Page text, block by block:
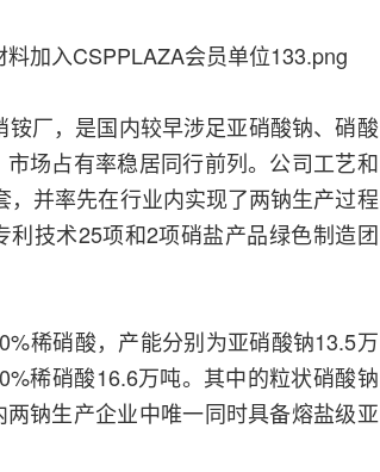
厂，是国内较早涉足亚硝酸钠、硝酸
场占有率稳居同行前列。公司工艺和
并率先在行业内实现了两钠生产过程
技术25项和2项硝盐产品绿色制造团
稀硝酸，产能分别为亚硝酸钠13.5万
稀硝酸16.6万吨。其中的粒状硝酸钠
钠生产企业中唯一同时具备熔盐级亚